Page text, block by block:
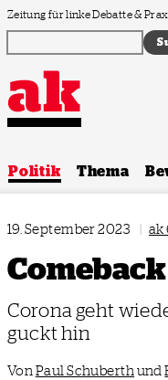
Zum Inhalt springen
Zeitung für linke Debatte &
Politik Thema
19. September 2023 | ak
Corona geht
guckt hin
Von Paul Schuberth und